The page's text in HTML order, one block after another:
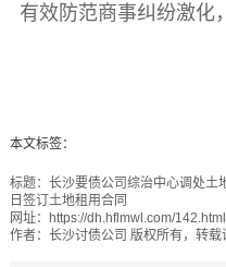
有效防范商事纠纷激化
本文标签：
标题： 长沙要债公司综治中心调处土
日签订土地租用合同
网址： https://dh.hflmwl.com/142.html
作者： 长沙讨债公司 版权所有，转载